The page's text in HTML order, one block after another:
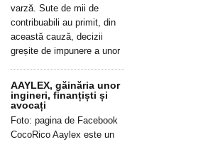
varză. Sute de mii de
contribuabili au primit, din
această cauză, decizii
greșite de impunere a unor
AAYLEX, găinăria unor
ingineri, finanțiști și
avocați
Foto: pagina de Facebook
CocoRico Aaylex este un